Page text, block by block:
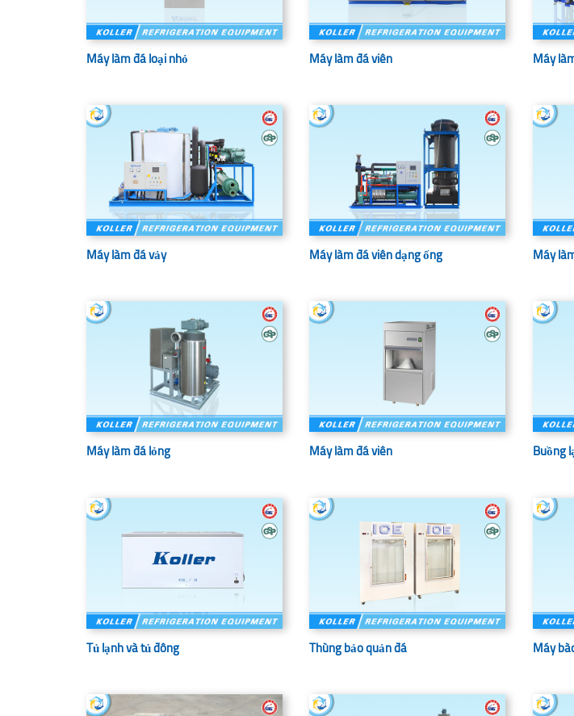
Máy làm đá loại nhỏ Máy làm đá viên Máy
Máy làm đá vảy Máy làm đá viên dạng ống Máy
Máy làm đá lỏng Máy làm đá viên Buồng
Tủ lạnh và tủ đông Thùng bảo quản đá Máy